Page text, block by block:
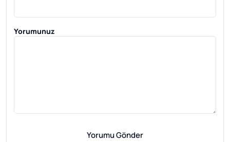
Yorumunuz
Yorumu Gönder